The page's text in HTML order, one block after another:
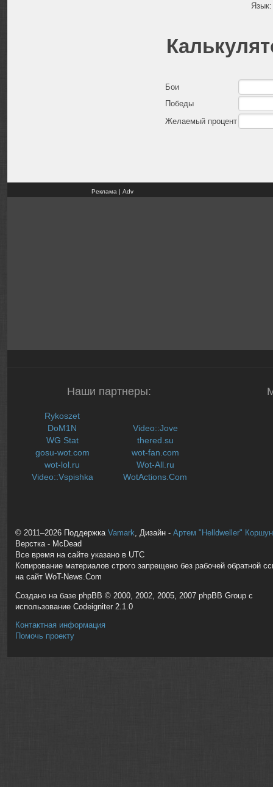
Бои
Победы
Желаемый процент
Реклама | Adv
Наши партнеры:
Rykoszet
DoM1N
WG Stat
gosu-wot.com
wot-lol.ru
Video::Vspishka
Video::Jove
thered.su
wot-fan.com
Wot-All.ru
WotActions.Com
© 2011–2026 Поддержка Vamark, Дизайн - Артем "Helldweller"
Верстка - McDead
Все время на сайте указано в UTC
Копирование материалов строго запрещено без рабочей обратной
на сайт WoT-News.Com
Создано на базе phpBB © 2000, 2002, 2005, 2007 phpBB Group с
использование Codeigniter 2.1.0
Контактная информация
Помочь проекту